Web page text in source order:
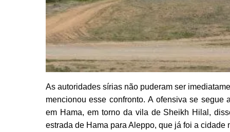
As autoridades sírias não puderam ser
mencionou esse confronto. A ofensiva se
em Hama, em torno da vila de Sheikh Hilal,
estrada de Hama para Aleppo, que já foi a